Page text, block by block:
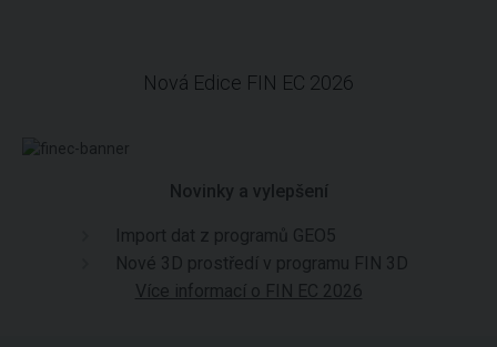
Nová Edice FIN EC 2026
Novinky a vylepšení
Import dat z programů GEO5
Nové 3D prostředí v programu FIN 3D
Více informací o FIN EC 2026